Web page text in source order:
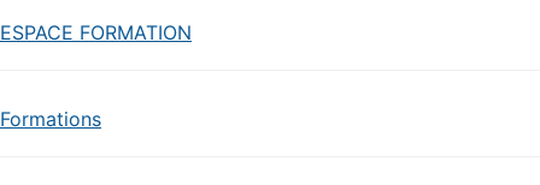
ESPACE FORMATION
Formations